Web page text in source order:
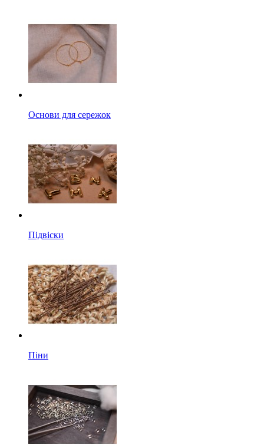
Основи для сережок
Підвіски
Піни